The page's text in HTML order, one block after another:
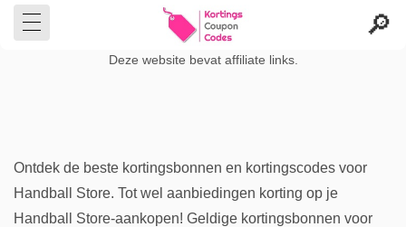
Deze website bevat affiliate links.
Ontdek de beste kortingsbonnen en kortingscodes voor
Handball Store. Tot wel aanbiedingen korting op je
Handball Store-aankopen! Geldige kortingsbonnen voor